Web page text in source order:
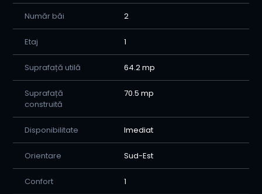
-Tâmplărie exterioră aluminiu
-Bloc izolat total
-Aer condiționat
-Se vinde parțial mobilat
-Bloc debranșat total de la CET
-Spații verzi întreținute față - spate
-Scară întreținută/liniștită
💰 Preț: 134.000 Euro, negociabil!
🤝 Avantajele colaborării cu Home Imobiliare:
Număr băi 2
Etaj 1
Suprafață utilă 64.2 mp
Suprafață
construită
70.5 mp
Disponibilitate Imediat
Orientare Sud-Est
Confort 1